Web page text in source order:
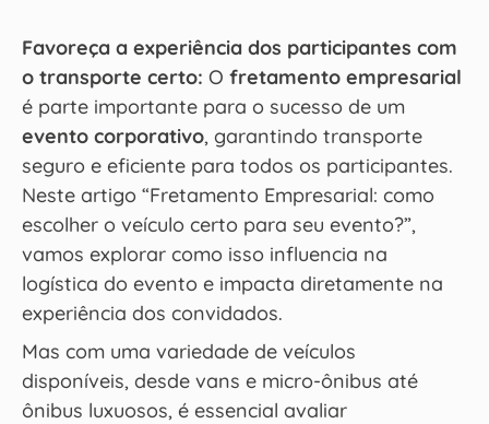
Favoreça a experiência dos participantes com
o transporte certo: O fretamento empresarial
é parte importante para o sucesso de um
evento corporativo, garantindo transporte
seguro e eficiente para todos os participantes.
Neste artigo “Fretamento Empresarial: como
escolher o veículo certo para seu evento?”,
vamos explorar como isso influencia na
logística do evento e impacta diretamente na
experiência dos convidados.
Mas com uma variedade de veículos
disponíveis, desde vans e micro-ônibus até
ônibus luxuosos, é essencial avaliar